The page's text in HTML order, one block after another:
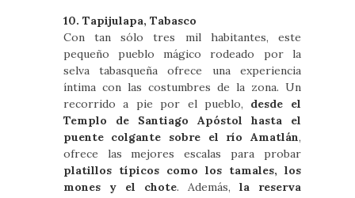
10. Tapijulapa, Tabasco
Con tan sólo tres mil habitantes, este
pequeño pueblo mágico rodeado por la
selva tabasqueña ofrece una experiencia
íntima con las costumbres de la zona. Un
recorrido a pie por el pueblo, desde el
Templo de Santiago Apóstol hasta el
puente colgante sobre el río Amatlán,
ofrece las mejores escalas para probar
platillos típicos como los tamales, los
mones y el chote. Además, la reserva